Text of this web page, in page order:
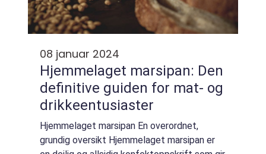
08 januar 2024
Hjemmelaget marsipan: Den
definitive guiden for mat- og
drikkeentusiaster
Hjemmelaget marsipan En overordnet,
grundig oversikt Hjemmelaget marsipan er